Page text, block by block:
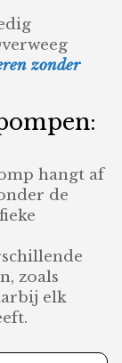
zonder
hangt af
de
zoals
elk